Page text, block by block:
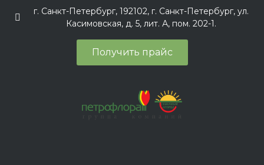
г. Санкт-Петербург, 192102, г. Санкт-Петербург, ул.
Касимовская, д. 5, лит. А, пом. 202-1.
Получить прайс